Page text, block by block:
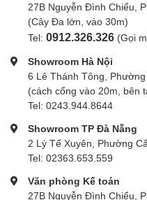
27B Nguyễn Đình Chiểu,
(Cây Đa lớn, vào 30m)
Tel: 0912.326.326 (Gọi
Showroom Hà Nội
6 Lê Thánh Tông,
(cách cổng vào 20m, bên
Tel: 0243.944.8644
Showroom TP Đà Nẵng
2 Lý Tế Xuyên, Phường
Tel: 02363.653.559
Văn phòng Kế toán
27B Nguyễn Đình Chiểu,